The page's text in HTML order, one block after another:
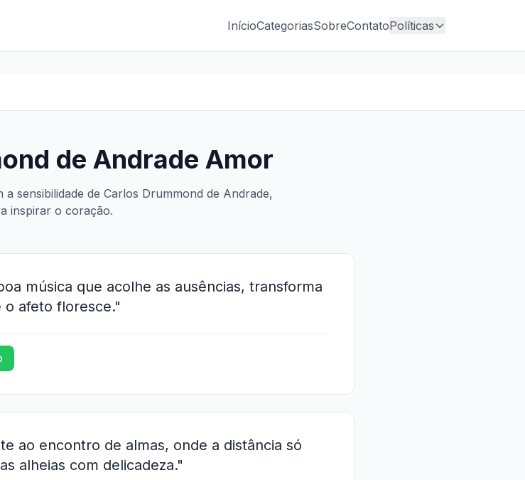
InícioCategoriasSobreContatoPolíticas
de Andrade Amor
sensibilidade de Carlos Drummond de Andrade,
inspirar o coração.
música que acolhe as ausências, transforma
o afeto floresce."
ao encontro de almas, onde a distância só
alheias com delicadeza."